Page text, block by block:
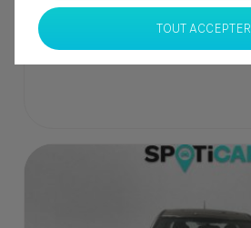
TOUT ACCEPTER